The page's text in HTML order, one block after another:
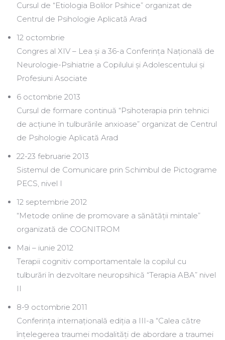
Cursul de “Etiologia Bolilor Psihice” organizat de
Centrul de Psihologie Aplicată Arad
12 octombrie
Congres al XIV – Lea și a 36-a Conferința Națională de
Neurologie-Psihiatrie a Copilului și Adolescentului și
Profesiuni Asociate
6 octombrie 2013
Cursul de formare continuă “Psihoterapia prin tehnici
de acțiune în tulburările anxioase” organizat de Centrul
de Psihologie Aplicată Arad
22-23 februarie 2013
Sistemul de Comunicare prin Schimbul de Pictograme
PECS, nivel I
12 septembrie 2012
“Metode online de promovare a sănătății mintale”
organizată de COGNITROM
Mai – iunie 2012
Terapii cognitiv comportamentale la copilul cu
tulburări în dezvoltare neuropsihică “Terapia ABA” nivel
II
8-9 octombrie 2011
Conferința internațională ediția a III-a “Calea către
înțelegerea traumei modalități de abordare a traumei